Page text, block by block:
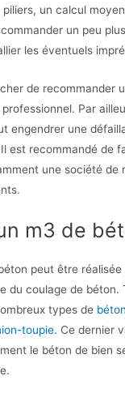
piliers, un calcul
commander un peu
les éventuels
de recommander
professionnel. Par
engendrer une
est recommandé de
une société de
m3 de
peut être
du coulage de béton.
types de
toupie. Ce dernier
le béton de bien